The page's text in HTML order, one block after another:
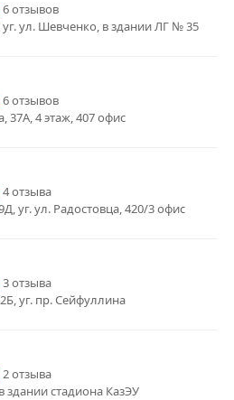
6 отзывов
уг. ул. Шевченко, в здании ЛГ № 35
6 отзывов
37А, 4 этаж, 407 офис
4 отзыва
уг. ул. Радостовца, 420/3 офис
3 отзыва
уг. пр. Сейфуллина
2 отзыва
здании стадиона КазЭУ